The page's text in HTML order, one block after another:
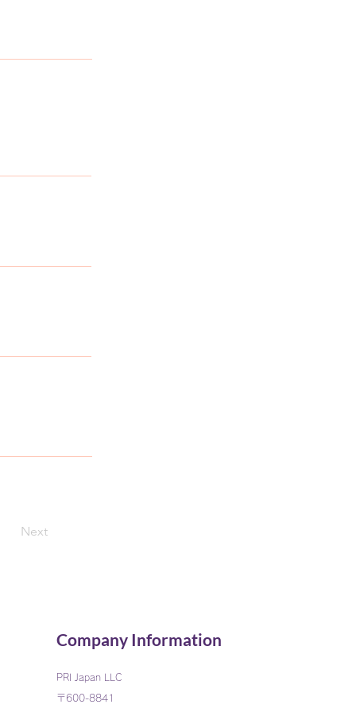
Next
Company Information
PRI Japan LLC
〒600-8841